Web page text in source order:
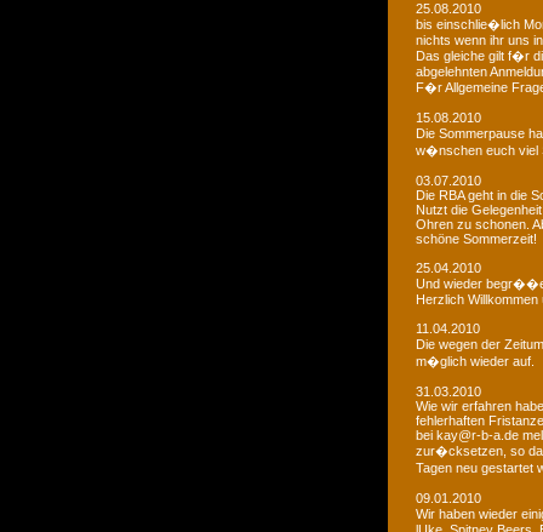
25.08.2010
bis einschlie�lich
nichts wenn ihr uns
Das gleiche gilt f�r
abgelehnten
F�r Allgemeine
15.08.2010
Die Sommerpause
w�nschen euch viel
03.07.2010
Die RBA geht in die
Nutzt die
Ohren zu schonen.
schöne Sommerzeit!
25.04.2010
Und wieder
Herzlich Willkommen
11.04.2010
Die wegen der
m�glich wieder auf.
31.03.2010
Wie wir erfahren
fehlerhaften
bei kay@r-b-a.de
zur�cksetzen, so
Tagen neu gestartet
09.01.2010
Wir haben wieder